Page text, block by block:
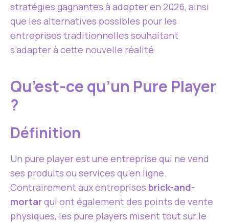
stratégies gagnantes à adopter en 2026, ainsi
que les alternatives possibles pour les
entreprises traditionnelles souhaitant
s’adapter à cette nouvelle réalité.
Qu’est-ce qu’un Pure Player
?
Définition
Un pure player est une entreprise qui ne vend
ses produits ou services qu’en ligne.
Contrairement aux entreprises brick-and-
mortarqui ont également des points de vente
physiques, les pure players misent tout sur le